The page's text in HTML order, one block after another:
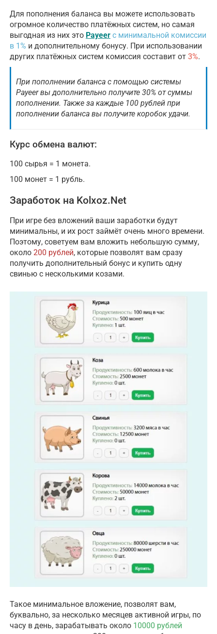
Для пополнения баланса вы можете использовать
огромное количество платёжных систем, но самая
выгодная из них это Payeer с минимальной комиссии
в 1% и дополнительному бонусу. При использовании
других платёжных систем комиссия составит от 3%.
При пополнении баланса с помощью системы
Payeer вы дополнительно получите 30% от суммы
пополнении. Также за каждые 100 рублей при
пополнении баланса вы получите коробок удачи.
Курс обмена валют:
100 сырья = 1 монета.
100 монет = 1 рубль.
Заработок на Kolxoz.Net
При игре без вложений ваши заработки будут
минимальны, и их рост займёт очень много времени.
Поэтому, советуем вам вложить небольшую сумму,
около 200 рублей, которые позволят вам сразу
получить дополнительный бонус и купить одну
свинью с несколькими козами.
Такое минимальное вложение, позволят вам,
буквально, за несколько месяцев активной игры, по
часу в день, зарабатывать около 10000 рублей